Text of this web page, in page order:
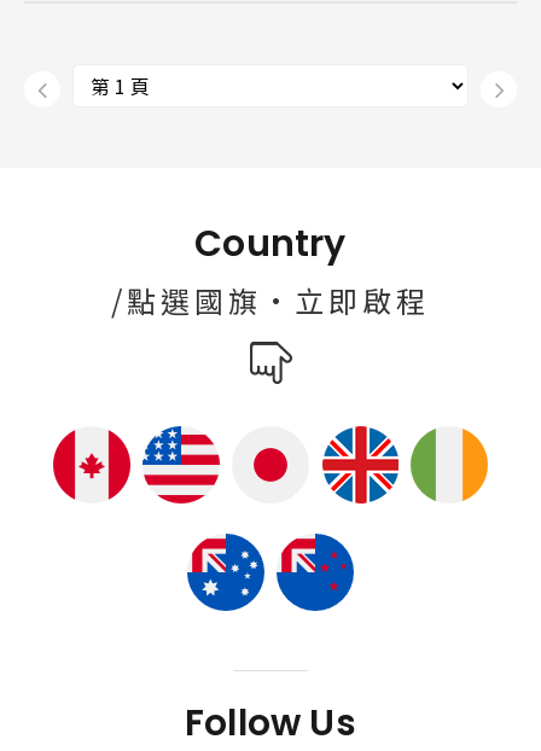
Country
/點選國旗·立即啟程
Follow Us